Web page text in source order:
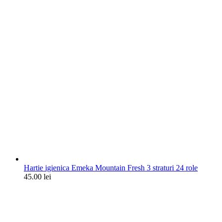
Hartie igienica Emeka Mountain Fresh 3 straturi 24 role
45.00 lei